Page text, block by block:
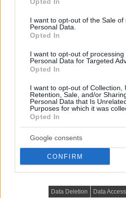
use your data for below specified
consent section.
I want to opt-out of the Sale of
Personal Data.
Opted In
I want to opt-out of processing
Personal Data for Targeted
Opted In
I want to opt-out of Collection,
Retention, Sale, and/or
Personal Data that Is
Purposes for which it was
Opted In
Google consents
CONFIRM
Data Deletion Data Access
Praktikus
PRAKTIKUS LAKBERENDEZÉSI